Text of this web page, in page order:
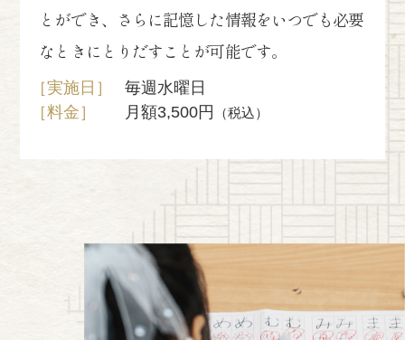
とができ、さらに記憶した情報をいつでも必要
なときにとりだすことが可能です。
［実施日］
毎週水曜日
［料金］
月額3,500円 （税込）